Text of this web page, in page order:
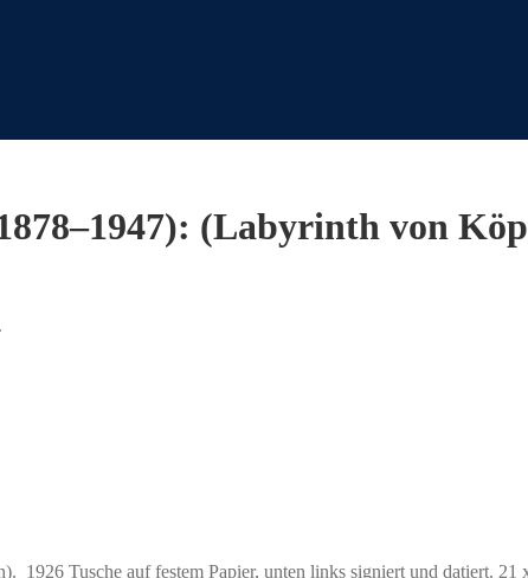
(Labyrinth von
Tusche auf festem Papier, unten links signiert und datiert. 21